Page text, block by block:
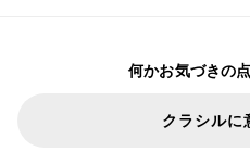
何かお気づきの
クラシルに